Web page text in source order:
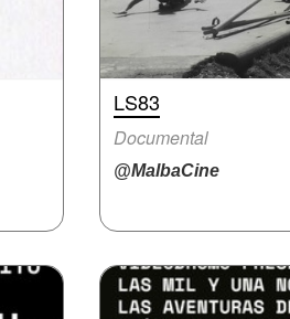
LS83
Documental
@MalbaCine